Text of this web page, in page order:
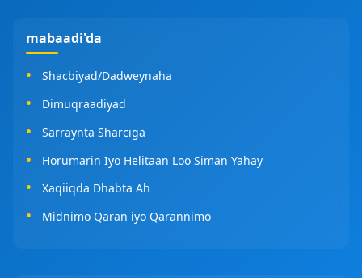
mabaadi'da
Shacbiyad/Dadweynaha
Dimuqraadiyad
Sarraynta Sharciga
Horumarin Iyo Helitaan Loo Siman Yahay
Xaqiiqda Dhabta Ah
Midnimo Qaran iyo Qarannimo